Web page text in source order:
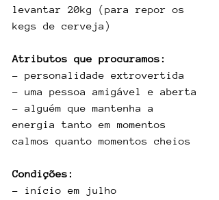
levantar 20kg (para repor os
kegs de cerveja)
Atributos que procuramos:
- personalidade extrovertida
- uma pessoa amigável e aberta
- alguém que mantenha a
energia tanto em momentos
calmos quanto momentos cheios
Condições:
- início em julho